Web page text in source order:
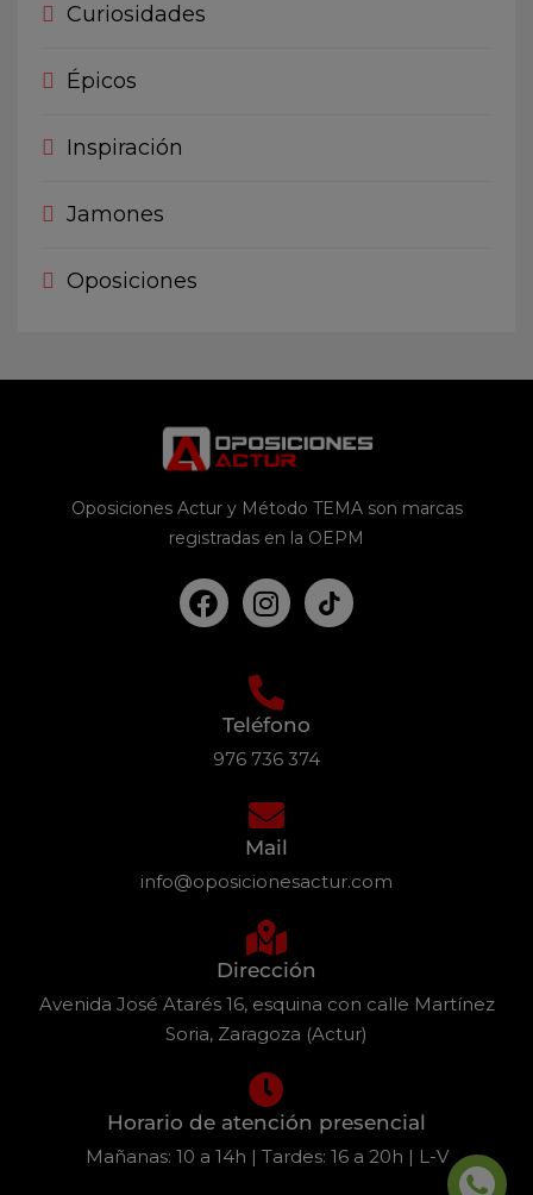
Curiosidades
Épicos
Inspiración
Jamones
Oposiciones
Oposiciones Actur y Método TEMA son marcas
registradas en la OEPM
Teléfono
976 736 374
Mail
info@oposicionesactur.com
Dirección
Avenida José Atarés 16, esquina con calle Martínez
Soria, Zaragoza (Actur)
Horario de atención presencial
Mañanas: 10 a 14h | Tardes: 16 a 20h | L-V